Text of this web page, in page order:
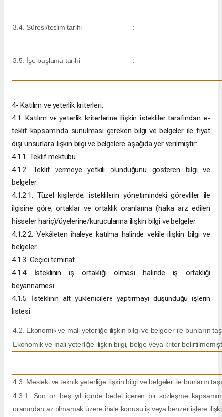
3.4. Süresi/teslim tarihi :
3.5. İşe başlama tarihi :
4- Katılım ve yeterlik kriterleri:
4.1. Katılım ve yeterlik kriterlerine ilişkin istekliler tarafından e-
teklif kapsamında sunulması gereken bilgi ve belgeler ile fiyat
dışı unsurlara ilişkin bilgi ve belgelere aşağıda yer verilmiştir:
4.1.1. Teklif mektubu.
4.1.2. Teklif vermeye yetkili olunduğunu gösteren bilgi ve
belgeler:
4.1.2.1. Tüzel kişilerde; isteklilerin yönetimindeki görevliler ile
ilgisine göre, ortaklar ve ortaklık oranlarına (halka arz edilen
hisseler hariç)/üyelerine/kurucularına ilişkin bilgi ve belgeler.
4.1.2.2. Vekâleten ihaleye katılma halinde vekile ilişkin bilgi ve
belgeler.
4.1.3. Geçici teminat.
4.1.4 İsteklinin iş ortaklığı olması halinde iş ortaklığı
beyannamesi.
4.1.5. İsteklinin alt yüklenicilere yaptırmayı düşündüğü işlerin
listesi
4.2. Ekonomik ve mali yeterliğe ilişkin bilgi ve belgeler ile bunların
Ekonomik ve mali yeterliğe ilişkin bilgi, belge veya kriter
4.3. Mesleki ve teknik yeterliğe ilişkin bilgi ve belgeler ile bunların
4.3.1. Son on beş yıl içinde bedel içeren bir sözleşme
oranından az olmamak üzere ihale konusu iş veya benzer işlere